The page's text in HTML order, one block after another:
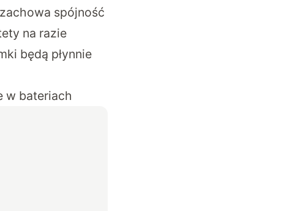
spójność
na razie
będą płynnie
w bateriach